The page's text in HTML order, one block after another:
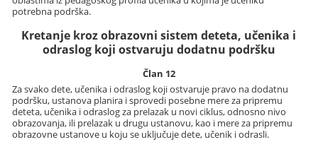
potrebna podrška.
Kretanje kroz obrazovni sistem deteta, učenika i
odraslog koji ostvaruju dodatnu podršku
Član 12
Za svako dete, učenika i odraslog koji ostvaruje pravo na dodatnu
podršku, ustanova planira i sprovedi posebne mere za pripremu
deteta, učenika i odraslog za prelazak u novi ciklus, odnosno nivo
obrazovanja, ili prelazak u drugu ustanovu, kao i mere za pripremu
obrazovne ustanove u koju se uključuje dete, učenik i odrasli.